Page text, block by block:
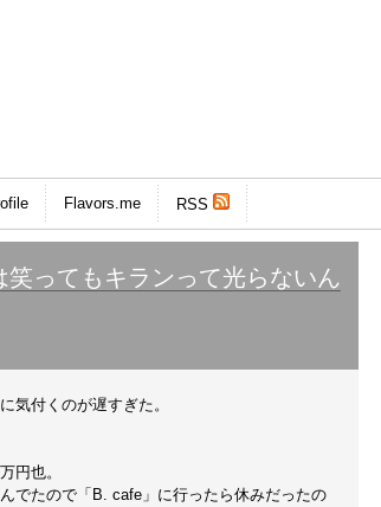
Flavors.me RSS
ってもキランって光らないん
気付くのが遅すぎた。
円也。
でたので「B. cafe」に行ったら休みだったの